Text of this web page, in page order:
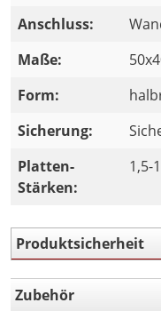
Anschluss:
Maße:
Form:
Sicherung:
Platten-
Stärken:
1,5-
Produktsicherheit
Zubehör